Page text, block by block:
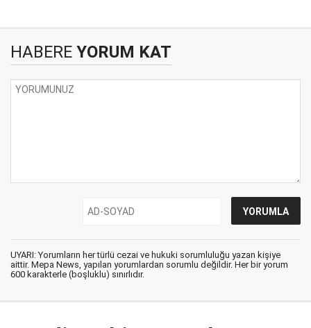
HABERE YORUM KAT
UYARI: Yorumların her türlü cezai ve hukuki sorumluluğu yazan kişiye
aittir. Mepa News, yapılan yorumlardan sorumlu değildir. Her bir yorum
600 karakterle (boşluklu) sınırlıdır.